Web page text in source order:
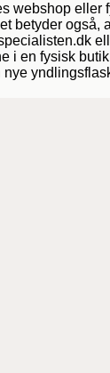
webshop eller
betyder også,
en fysisk